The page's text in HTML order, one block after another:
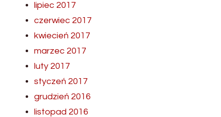
lipiec 2017
czerwiec 2017
kwiecień 2017
marzec 2017
luty 2017
styczeń 2017
grudzień 2016
listopad 2016